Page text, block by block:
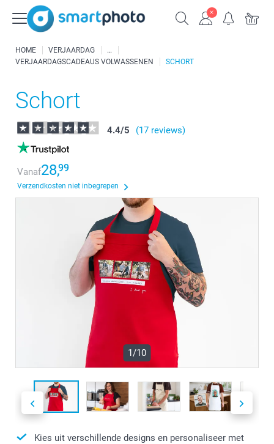
HOME
VERJAARDAG
VERJAARDAGSCADEAUS VOLWASSENEN
SCHORT
Schort
4.4/5 (17 reviews)
Vanaf28,99
Verzendkosten niet inbegrepen
1/10
Kies uit verschillende designs en personaliseer met